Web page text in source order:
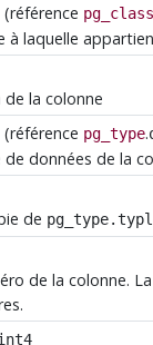
(référence pg_class
à laquelle
de la colonne
(référence pg_type.
de données de la
de
de la colonne.